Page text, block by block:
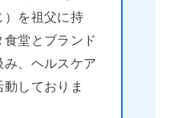
）を祖父に持
堂とブランド
、ヘルスケア
しておりま